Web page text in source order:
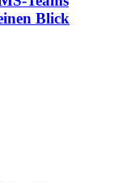
Blick